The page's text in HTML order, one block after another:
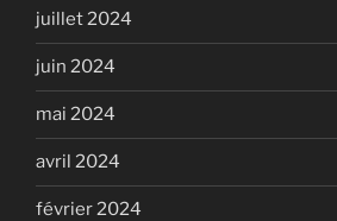
juillet 2024
juin 2024
mai 2024
avril 2024
février 2024